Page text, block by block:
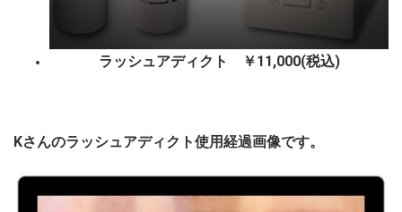
ラッシュアディクト ￥11,000(税込)
Kさんのラッシュアディクト使用経過画像です。